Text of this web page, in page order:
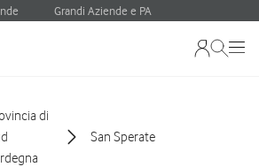
Grandi Aziende e PA
di
San Sperate